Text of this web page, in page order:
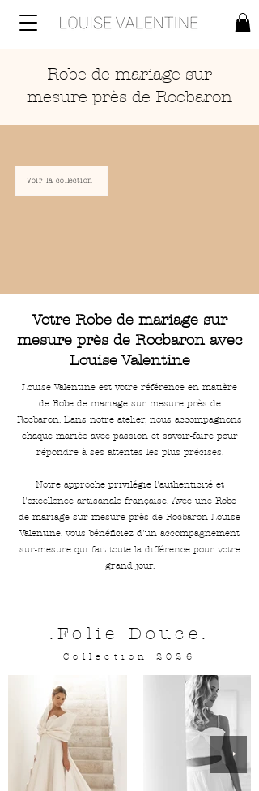
Robe de mariage sur
mesure près de Rocbaron
Voir la collection
Votre Robe de mariage sur
mesure près de Rocbaron avec
Louise Valentine
Louise Valentine est votre référence en matière
de Robe de mariage sur mesure près de
Rocbaron. Dans notre atelier, nous accompagnons
chaque mariée avec passion et savoir-faire pour
répondre à ses attentes les plus précises.
Notre approche privilégie l'authenticité et
l'excellence artisanale française. Avec une Robe
de mariage sur mesure près de Rocbaron Louise
Valentine, vous bénéficiez d'un accompagnement
sur-mesure qui fait toute la différence pour votre
grand jour.
.Folie Douce.
Collection 2026